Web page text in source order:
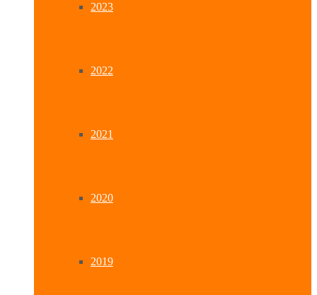
2023
2022
2021
2020
2019